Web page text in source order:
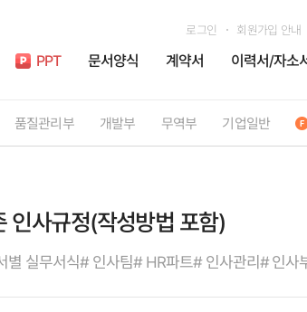
PPT 문서양식 계약서 이력서/자소
로그인 회원가입 안내
품질관리부 개발부 무역부 기업일반
인사규정(작성방법 포함)
별 실무서식# 인사팀# HR파트# 인사관리 # 인사